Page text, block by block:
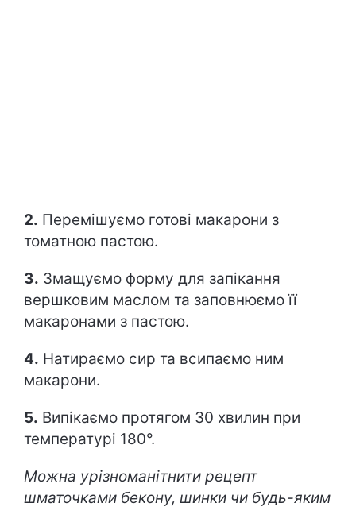
2. Перемішуємо готові макарони з
томатною пастою.
3. Змащуємо форму для запікання
вершковим маслом та заповнюємо її
макаронами з пастою.
4. Натираємо сир та всипаємо ним
макарони.
5. Випікаємо протягом 30 хвилин при
температурі 180°.
Можна урізноманітнити рецепт
шматочками бекону, шинки чи будь-яким